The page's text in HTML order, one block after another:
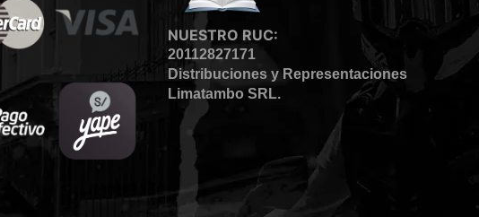
NUESTRO RUC:
20112827171
Distribuciones y Representaciones
Limatambo SRL.